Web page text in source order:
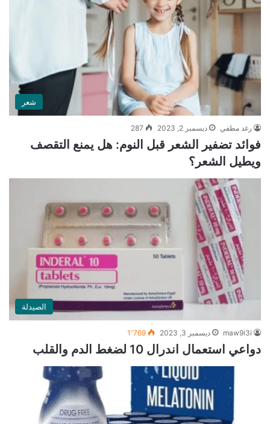
شعر
رغد مطفي ديسمبر 2, 2023 287
فوائد تضفير الشعر قبل النوم: هل يمنع التقصف
ويطيل الشعر؟
الصيدلة
maw9i3i ديسمبر 3, 2023 1٬769
دواعي استعمال اندرال 10 لضغط الدم والقلب